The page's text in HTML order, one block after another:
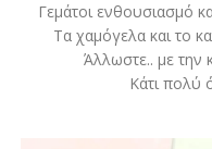
Γεμάτοι ενθουσιασμό
Τα χαμόγελα και το
Άλλωστε.. με την
Κάτι πολύ